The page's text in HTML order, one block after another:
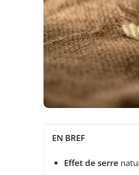
EN BREF
Effet de serre